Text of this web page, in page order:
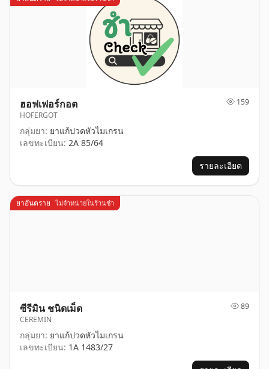
ฮอฟเฟอร์กอต
HOFERGOT
159
กลุ่มยา: ยาแก้ปวดหัวไมเกรน
เลขทะเบียน: 2A 85/64
รายละเอียด
ยาอันตราย ไม่จำหน่ายในร้านชำ
ซีรีมิน ชนิดเม็ด
CEREMIN
89
กลุ่มยา: ยาแก้ปวดหัวไมเกรน
เลขทะเบียน: 1A 1483/27